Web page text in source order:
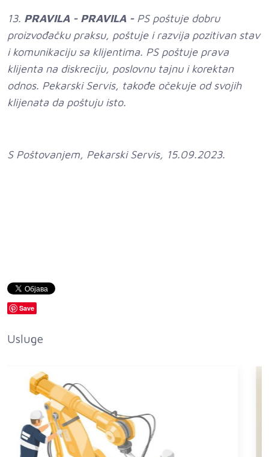
13. PRAVILA - PRAVILA - PS poštuje dobru
proizvođačku praksu, poštuje i razvija pozitivan stav
i komunikaciju sa klijentima. PS poštuje prava
klijenta na diskreciju, poslovnu tajnu i korektan
odnos. Pekarski Servis, takođe očekuje od svojih
klijenata da poštuju isto.
S Poštovanjem, Pekarski Servis, 15.09.2023.
Save
Usluge